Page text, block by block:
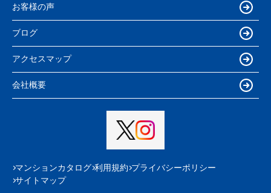
お客様の声
ブログ
アクセスマップ
会社概要
マンションカタログ 利用規約 プライバシーポリシー
サイトマップ